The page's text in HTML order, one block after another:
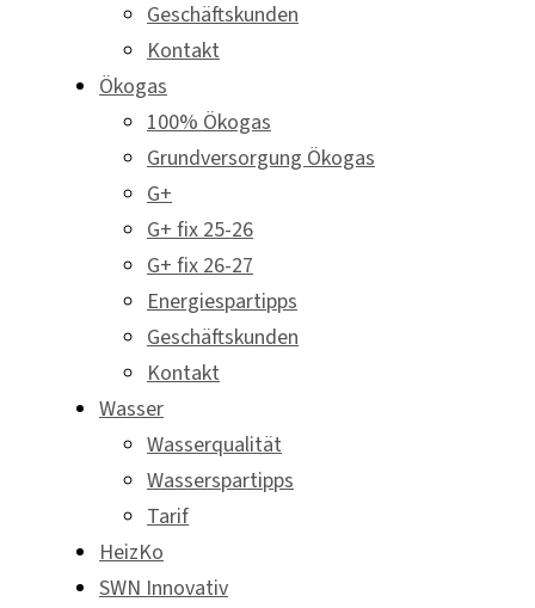
Geschäftskunden
Kontakt
Ökogas
100% Ökogas
Grundversorgung Ökogas
G+
G+ fix 25-26
G+ fix 26-27
Energiespartipps
Geschäftskunden
Kontakt
Wasser
Wasserqualität
Wasserspartipps
Tarif
HeizKo
SWN Innovativ